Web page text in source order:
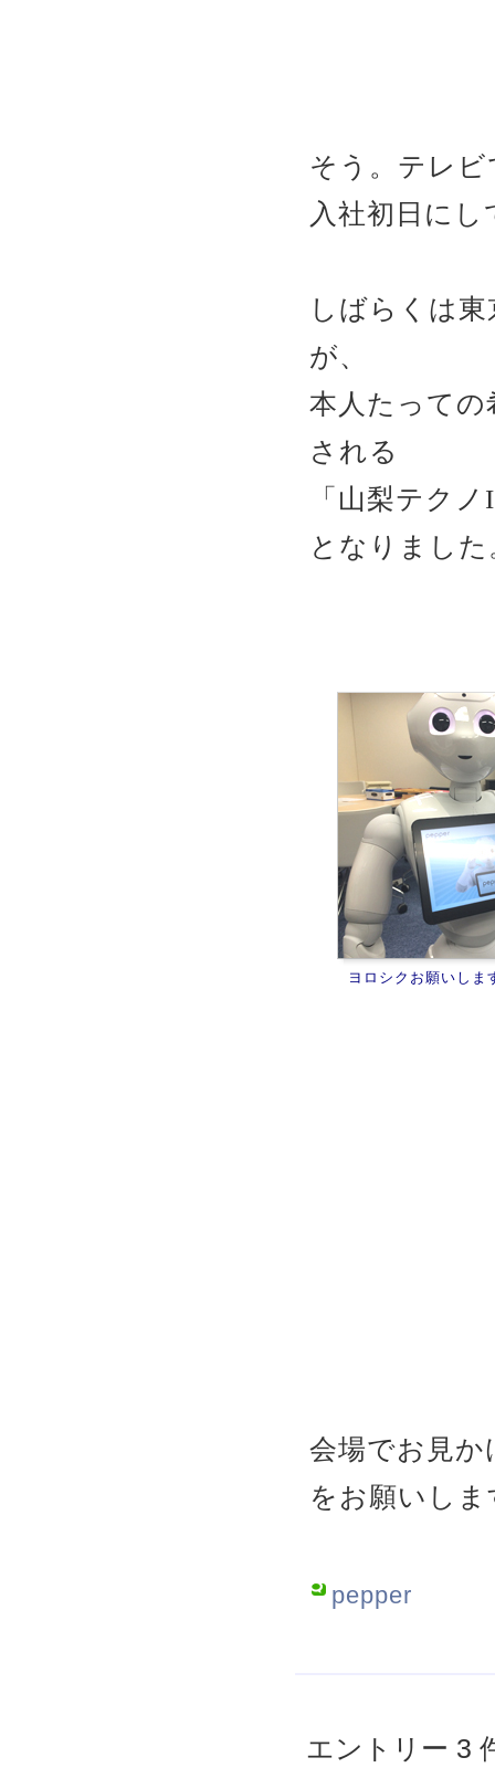
そう。テレ
入社初日に
しばらくは
が、
本人たっての
される
「山梨テク
となりました
ヨロシクお願いしま
会場でお見
をお願いしま
pepper
エントリー 3